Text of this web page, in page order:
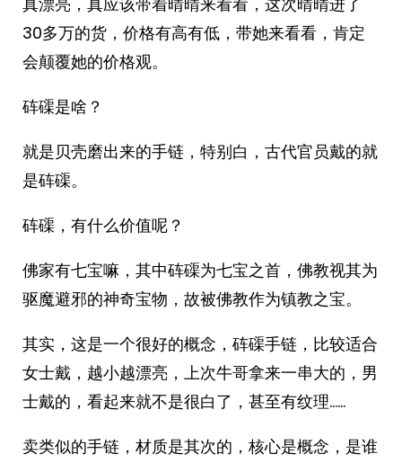
30多万的货，价格有高有低，带她来看看，肯定
会颠覆她的价格观。
砗磲是啥？
就是贝壳磨出来的手链，特别白，古代官员戴的就
是砗磲。
砗磲，有什么价值呢？
佛家有七宝嘛，其中砗磲为七宝之首，佛教视其为
驱魔避邪的神奇宝物，故被佛教作为镇教之宝。
其实，这是一个很好的概念，砗磲手链，比较适合
女士戴，越小越漂亮，上次牛哥拿来一串大的，男
士戴的，看起来就不是很白了，甚至有纹理……
卖类似的手链，材质是其次的，核心是概念，是谁